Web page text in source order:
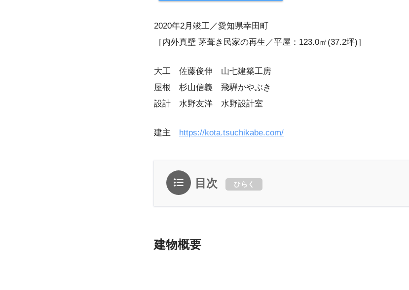
2020年2月竣工／愛知県幸田町
［内外真壁 茅葺き民家の再生／平屋：123.0㎡(37.2坪)］
大工 佐藤俊伸 山七建築工房
屋根 杉山信義 飛騨かやぶき
設計 水野友洋 水野設計室
建主 https://kota.tsuchikabe.com/
目次 ひらく
建物概要